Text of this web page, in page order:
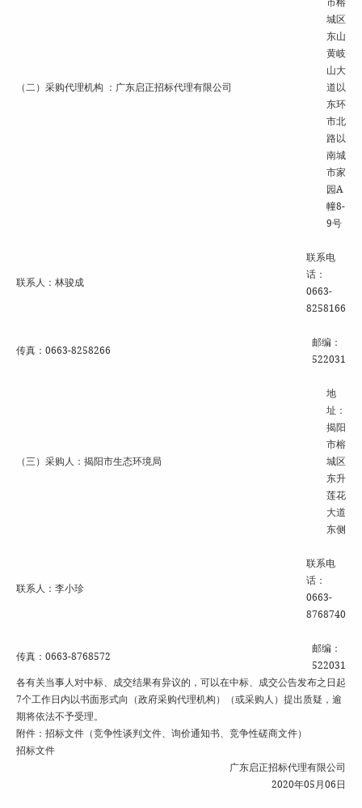
（二）采购代理机构 ：广东启正招标代理有限公司
城区
东山
黄岐
山大
道以
东环
市北
路以
南城
市家
园A
幢8-
9号
联系人：林骏成
联系电
话：
0663-
8258166
传真：0663-8258266
邮编：
522031
（三）采购人：揭阳市生态环境局
地
址：
揭阳
市榕
城区
东升
莲花
大道
东侧
联系人：李小珍
联系电
话：
0663-
8768740
传真：0663-8768572
邮编：
522031
各有关当事人对中标、成交结果有异议的，可以在中标、成交公告发布之日起
7个工作日内以书面形式向（政府采购代理机构）（或采购人）提出质疑，逾
期将依法不予受理。
附件：招标文件（竞争性谈判文件、询价通知书、竞争性磋商文件）
招标文件
广东启正招标代理有限公司
2020年05月06日